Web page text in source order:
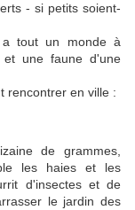
- si petits soient-
tout un monde à
une faune d'une
rencontrer en ville :
de grammes,
les haies et les
d'insectes et de
le jardin des